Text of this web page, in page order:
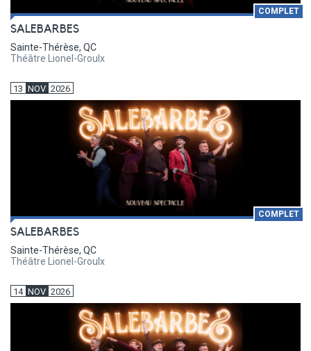
COMPLET
SALEBARBES
Sainte-Thérèse, QC
Théâtre Lionel-Groulx
13 NOV 2026
COMPLET
SALEBARBES
Sainte-Thérèse, QC
Théâtre Lionel-Groulx
14 NOV 2026